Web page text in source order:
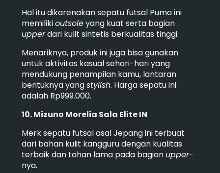
Hal itu dikarenakan sepatu futsal Puma ini
memilikioutsoleyang kuat serta bagian
upperdari kulit sintetis berkualitas tinggi.
Menariknya, produk ini juga bisa gunakan
untuk aktivitas kasual sehari-hari yang
mendukung penampilan kamu, lantaran
bentuknya yangstylish. Harga sepatu ini
adalah Rp999.000.
10. Mizuno Morelia Sala Elite IN
Merk sepatu futsal asal Jepang ini terbuat
dari bahan kulit kangguru dengan kualitas
terbaik dan tahan lama pada bagian upper-
nya.